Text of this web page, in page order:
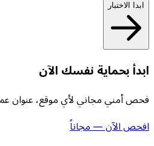
ابدا الاختبار
ابدأ بحماية نفسك الآن
فحص أمني مجاني لأي موقع، عنوان
افحص الآن — مجاناً